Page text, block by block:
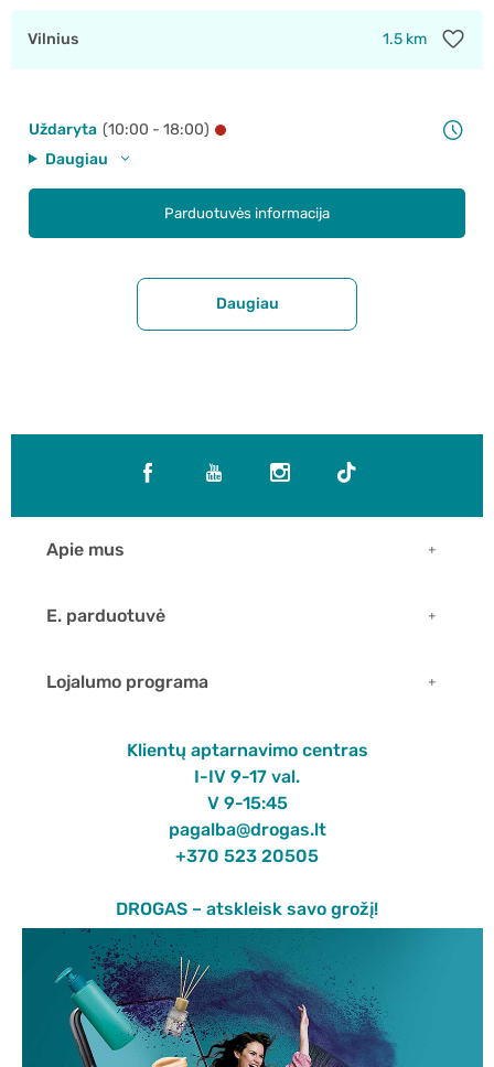
Vilnius 1.5 km
Uždaryta (10:00 - 18:00)
Daugiau
Parduotuvės informacija
Daugiau
Apie mus
E. parduotuvė
Lojalumo programa
Klientų aptarnavimo centras
I-IV 9-17 val.
V 9-15:45
pagalba@drogas.lt
+370 523 20505
DROGAS – atskleisk savo grožį!